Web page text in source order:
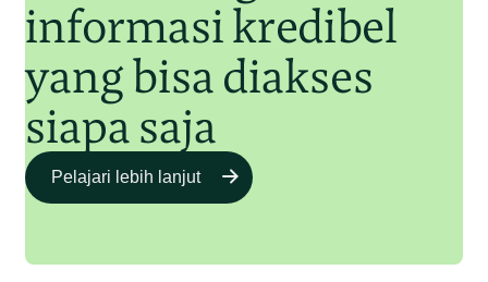
informasi kredibel
yang bisa diakses
siapa saja
Pelajari lebih lanjut